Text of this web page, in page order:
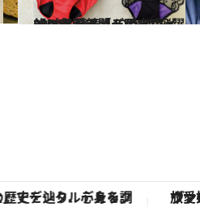
2024.3.8
【ベストフェムケア2024】発表！ QOLが飛躍的に上がる「ディープ インパクト部門・吸水ショーツ部門」
ビューティ＆ヘルス
「星のや富士」でデジタルデトックス。冨士信仰の歴史を辿り、心身を調える。 ヴァシュロン・コンス